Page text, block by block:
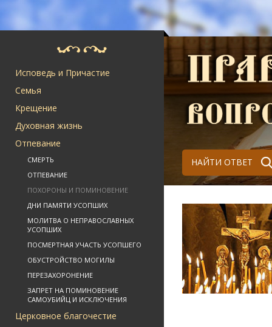
Исповедь и Причастие
Семья
Крещение
Духовная жизнь
Отпевание
СМЕРТЬ
ОТПЕВАНИЕ
ПОХОРОНЫ И ПОМИНОВЕНИЕ
ДНИ ПАМЯТИ УСОПШИХ
МОЛИТВА О НЕПРАВОСЛАВНЫХ
УСОПШИХ
ПОСМЕРТНАЯ УЧАСТЬ УСОПШЕГО
ОБУСТРОЙСТВО МОГИЛЫ
ПЕРЕЗАХОРОНЕНИЕ
ЗАПРЕТ НА ПОМИНОВЕНИЕ
САМОУБИЙЦ И ИСКЛЮЧЕНИЯ
Церковное благочестие
НАЙТИ ОТВЕТ